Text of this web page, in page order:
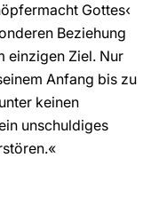
Gottes‹
Beziehung
einzigen Ziel. Nur
Anfang bis zu
keinen
unschuldiges